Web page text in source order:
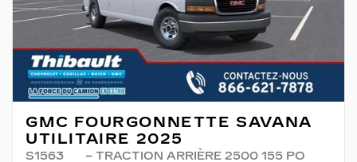
GMC FOURGONNETTE SAVANA
UTILITAIRE 2025
S1563 – TRACTION ARRIÈRE 2500 155 PO